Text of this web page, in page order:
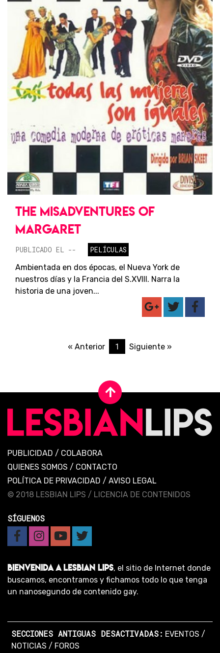
THE MISADVENTURES OF
MARGARET
PUBLICADO EL --
PELÍCULAS
Ambientada en dos épocas, el Nueva York de
nuestros días y la Francia del S.XVIII. Narra la
historia de una joven...
« Anterior 1 Siguiente »
PUBLICIDAD / COLABORA
QUIENES SOMOS / CONTACTO
POLÍTICA DE PRIVACIDAD / AVISO LEGAL
© 2018 LESBIAN LIPS / LICENCIA DE CONTENIDOS
SÍGUENOS
BIENVENIDA A LESBIAN LIPS, el sitio de Internet donde
buscamos, encontramos y fichamos todo lo que tenga
un nanosegundo de contenido gay.
SECCIONES ANTIGUAS DESACTIVADAS: EVENTOS /
NOTICIAS / FOROS